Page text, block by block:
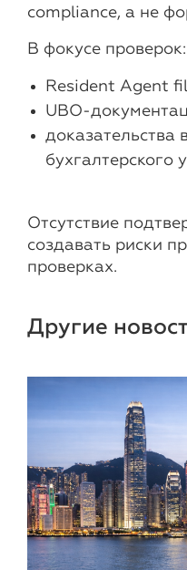
compliance, а не
В фокусе проверок:
Resident Agent
UBO-
доказательства
бухгалтерского
Отсутствие
создавать риски
проверках.
Другие